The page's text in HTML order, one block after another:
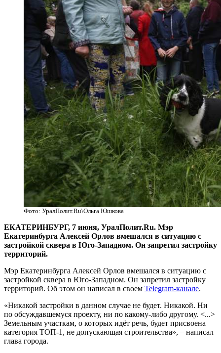
Фото: УралПолит.Ru\Ольга Юшкова
ЕКАТЕРИНБУРГ, 7 июня, УралПолит.Ru. Мэр
Екатеринбурга Алексей Орлов вмешался в ситуацию с
застройкой сквера в Юго-Западном. Он запретил застройку
территорий.
Мэр Екатеринбурга Алексей Орлов вмешался в ситуацию с
застройкой сквера в Юго-Западном. Он запретил застройку
территорий. Об этом он написал в своем Telegram-канале.
«Никакой застройки в данном случае не будет. Никакой. Ни
по обсуждавшемуся проекту, ни по какому-либо другому. <...>
Земельным участкам, о которых идёт речь, будет присвоена
категория ТОП-1, не допускающая строительства», – написал
глава города.